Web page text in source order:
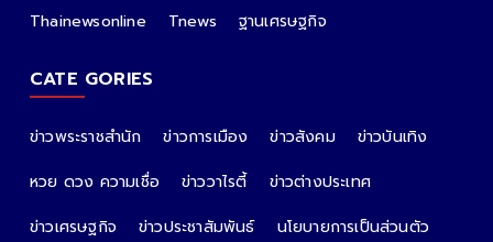
ALL PARTNER
The Nation Nation Group
คม ชัด ลึก
กรุงเทพธุรกิจ
Nation
Spring News